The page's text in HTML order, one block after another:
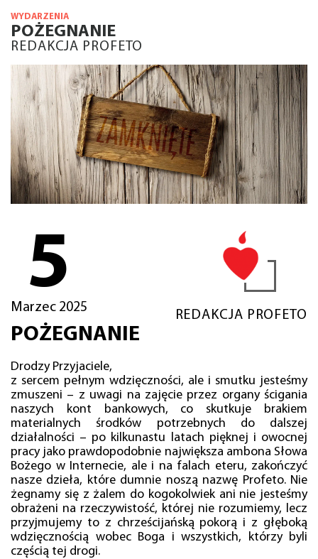
WYDARZENIA
POŻEGNANIE
REDAKCJA PROFETO
5
Marzec 2025
REDAKCJA PROFETO
POŻEGNANIE
Drodzy Przyjaciele,
z sercem pełnym wdzięczności, ale i smutku jesteśmy
zmuszeni – z uwagi na zajęcie przez organy ścigania
naszych kont bankowych, co skutkuje brakiem
materialnych środków potrzebnych do dalszej
działalności – po kilkunastu latach pięknej i owocnej
pracy jako prawdopodobnie największa ambona Słowa
Bożego w Internecie, ale i na falach eteru, zakończyć
nasze dzieła, które dumnie noszą nazwę Profeto. Nie
żegnamy się z żalem do kogokolwiek ani nie jesteśmy
obrażeni na rzeczywistość, której nie rozumiemy, lecz
przyjmujemy to z chrześcijańską pokorą i z głęboką
wdzięcznością wobec Boga i wszystkich, którzy byli
częścią tej drogi.